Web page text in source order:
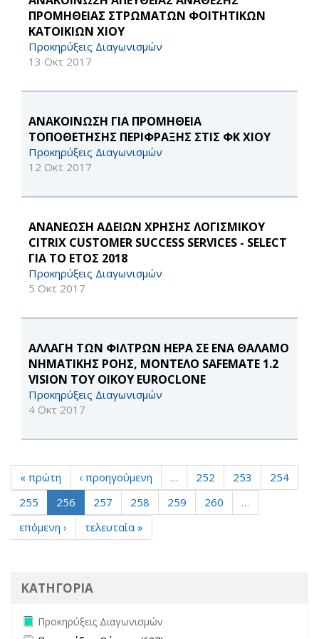
ΠΡΟΜΗΘΕΙΑΣ ΣΤΡΩΜΑΤΩΝ ΦΟΙΤΗΤΙΚΩΝ
ΚΑΤΟΙΚΙΩΝ ΧΙΟΥ
Προκηρύξεις Διαγωνισμών
13 Οκτ 2017
ΑΝΑΚΟΙΝΩΣΗ ΓΙΑ ΠΡΟΜΗΘΕΙΑ
ΤΟΠΟΘΕΤΗΣΗΣ ΠΕΡΙΦΡΑΞΗΣ ΣΤΙΣ ΦΚ ΧΙΟΥ
Προκηρύξεις Διαγωνισμών
12 Οκτ 2017
ΑΝΑΝΕΩΣΗ ΑΔΕΙΩΝ ΧΡΗΣΗΣ ΛΟΓΙΣΜΙΚΟΥ
CITRIX CUSTOMER SUCCESS SERVICES - SELECT
ΓΙΑ ΤΟ ΕΤΟΣ 2018
Προκηρύξεις Διαγωνισμών
5 Οκτ 2017
ΑΛΛΑΓΗ ΤΩΝ ΦΙΛΤΡΩΝ HEPA ΣΕ ΕΝΑ ΘΑΛΑΜΟ
ΝΗΜΑΤΙΚΗΣ ΡΟΗΣ, ΜΟΝΤΕΛΟ SAFEMATE 1.2
VISION ΤΟΥ ΟΙΚΟΥ EUROCLONE
Προκηρύξεις Διαγωνισμών
4 Οκτ 2017
« πρώτη ‹ προηγούμενη … 252 253
254
255
256 257 258 259 260
…
επόμενη ›
τελευταία »
ΚΑΤΗΓΟΡΙΑ
Remove Προκηρύξεις Διαγωνισμών filter
Προκηρύξεις Διαγωνισμών